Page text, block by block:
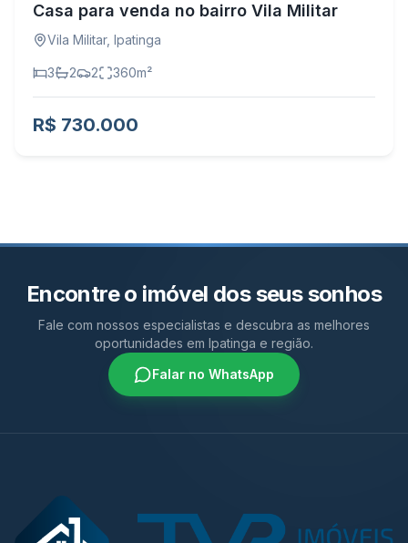
Casa para venda no bairro Vila Militar
Vila Militar, Ipatinga
3 2 2 360m²
R$ 730.000
Encontre o imóvel dos seus sonhos
Fale com nossos especialistas e descubra as melhores
oportunidades em Ipatinga e região.
Falar no WhatsApp